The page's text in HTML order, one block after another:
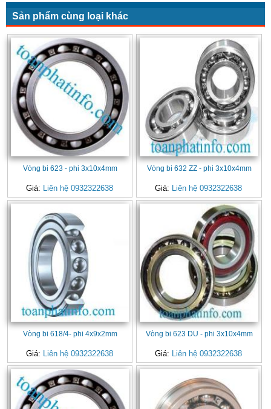
Sản phẩm cùng loại khác
Vòng bi 623 - phi 3x10x4mm
Giá: Liên hệ 0932322638
Vòng bi 632 ZZ - phi 3x10x4mm
Giá: Liên hệ 0932322638
Vòng bi 618/4- phi 4x9x2mm
Giá: Liên hệ 0932322638
Vòng bi 623 DU - phi 3x10x4mm
Giá: Liên hệ 0932322638